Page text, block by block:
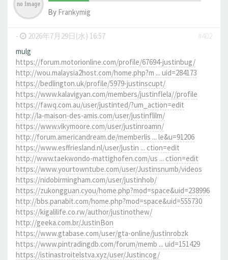
By Frankymig
- 2026年7月29日(水) 16:57
#402
mulg
https://forum.motorionline.com/profile/67694-justinbug/
http://wou.malaysia2host.com/home.php?m ... uid=284173
https://bedlington.uk/profile/5979-justinscupt/
https://www.kalavigyan.com/members/justinflela//profile
https://fawq.com.au/user/justinted/?um_action=edit
http://la-maison-des-amis.com/user/justinflilm/
https://www.vikymoore.com/user/justinroamn/
http://forum.americandream.de/memberlis ... le&u=91206
https://www.esffriesland.nl/user/justin ... ction=edit
http://www.taekwondo-mattighofen.com/us ... ction=edit
https://www.yourtowntube.com/user/Justinsnumb/videos
https://nidobirmingham.com/user/justinhob/
https://zukongguan.cyou/home.php?mod=space&uid=238996
http://bbs.panabit.com/home.php?mod=space&uid=555730
https://kigalilife.co.rw/author/justinothew/
http://geeka.com.br/JustinBon
https://www.gtabase.com/user/gta-online/justinrobzk
https://www.pintradingdb.com/forum/memb ... uid=151429
https://istinastroitelstva.xyz/user/Justincog/